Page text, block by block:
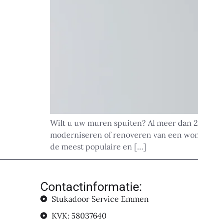
Wilt u uw muren spuiten? Al meer dan
moderniseren of renoveren van een
de meest populaire en […]
Contactinformatie:
Stukadoor Service Emmen
KVK: 58037640